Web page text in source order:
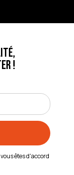
!
êtes d'accord